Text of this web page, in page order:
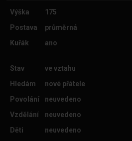
Výška
175
Postava
průměrná
Kuřák
ano
Stav
ve vztahu
Hledám
nové přátele
Povolání
neuvedeno
Vzdělání
neuvedeno
Děti
neuvedeno